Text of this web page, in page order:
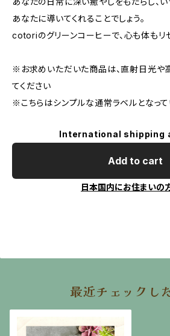
あなたに導いてくれることでしょう。
cotoriのグリーンコーヒーで、心も体もリ
※お求めいただいた商品は、直射日光や
てください
※こちらはシンプルな通常ラベルとなって
International shipping
Add to cart
日本国内にお住まいの
最近チェックし